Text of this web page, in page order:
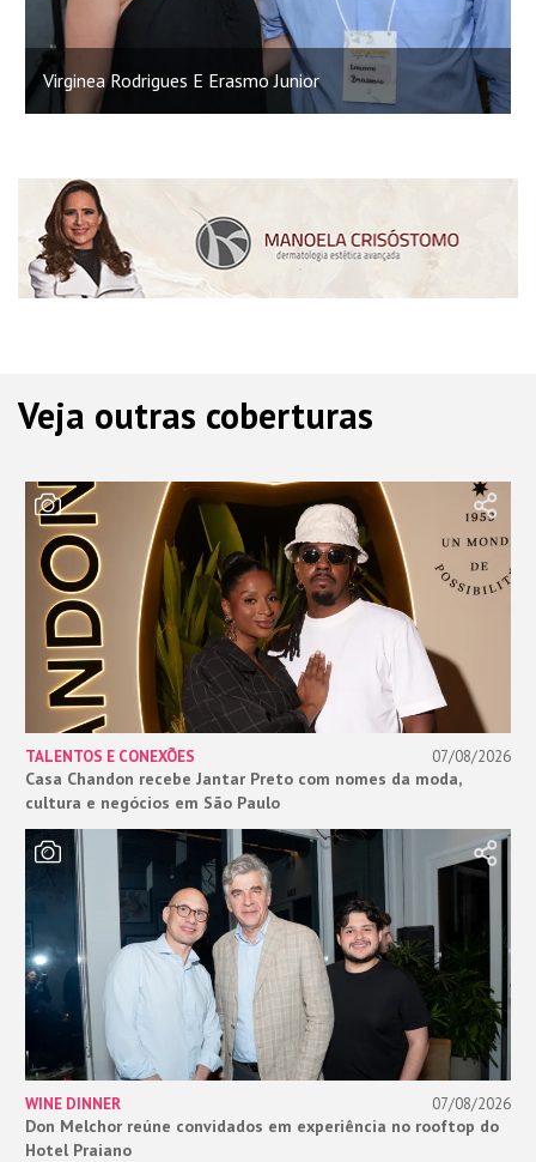
Virginea Rodrigues E Erasmo Junior
Veja outras coberturas
TALENTOS E CONEXÕES 07/08/2026
Casa Chandon recebe Jantar Preto com nomes da moda,
cultura e negócios em São Paulo
WINE DINNER 07/08/2026
Don Melchor reúne convidados em experiência no rooftop do
Hotel Praiano